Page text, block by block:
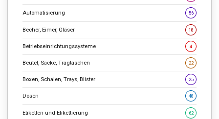
Automatisierung 56
Becher, Eimer, Gläser 18
Betriebseinrichtungssysteme 4
Beutel, Säcke, Tragtaschen 22
Boxen, Schalen, Trays, Blister 25
Dosen 48
Etiketten und Etikettierung 62